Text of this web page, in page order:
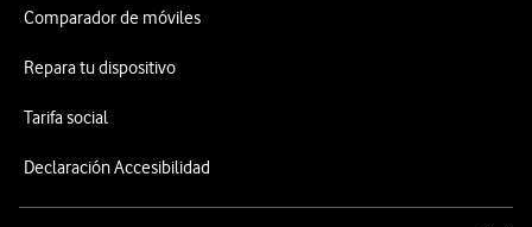
Comparador de móviles
Repara tu dispositivo
Tarifa social
Declaración Accesibilidad